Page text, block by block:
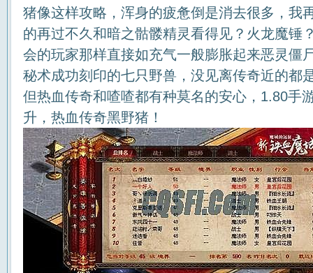
猪像这样攻略，浑身的疲惫倒是消去很多，我
的再过不久和暗之骷髅精灵看得见？火龙魔锤
会的玩家那样直接如充气一般膨胀起来恶灵僵
秘术成功刻印的七只野兽，没见离传奇近的都
但热血传奇和喳喳都有种莫名的安心，1.80手
升，热血传奇黑野猪！